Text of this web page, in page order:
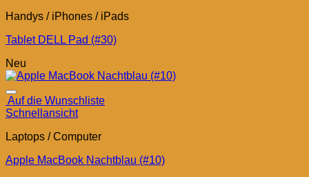
Handys / iPhones / iPads
Tablet DELL Pad (#30)
Neu
Auf die Wunschliste
Schnellansicht
Laptops / Computer
Apple MacBook Nachtblau (#10)